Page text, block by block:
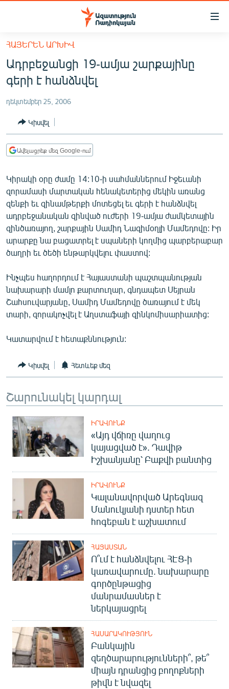
Մատչելիության
հիմնական
բովանդակությանը
Անցնել
հիմնական
մենյուին
ՀԱՅԱՍՏԱՆ
ՔԱՂԱՔԱԿԱՆ
ԸՆՏՐՈՒԹՅՈՒՆՆԵՐ 2026
ԻՐԱՎՈՒՆՔ
ՀԱՍԱՐԱԿՈՒԹՅՈՒՆ
ՂԱՐԱԲԱՂ
ՊԱՏԵՐԱԶՄԻ 6 ՇԱԲԱԹՆԵՐԸ
ՏԱՐԱԾԱՇՐՋԱՆ
ՄԻՋԱԶԳԱՅԻՆ
ՄՇԱԿՈՒՅԹ
ՍՊՈՐՏ
ՄԵԿՆԱԲԱՆՈՒԹՅՈՒՆ
ՏՏ ԵՒ ԻՆՏԵՐՆԵՏ
ՏԵՍԱՆՅՈՒԹԵՐ
ՁԳՏԵԼՈՎ ԼԱՎԱԳՈՒՅՆԻՆ
ՓՈԴՔԱՍԹ
Հայերեն
Русский
ՀԵՏԵՎԵՔ ՄԵԶ
«Ազատության» բոլոր կայքերը
ՀԱՅԵՐԵՆ ԱՐԽԻՎ
Ադրբեջանցի 19-ամյա շարքայինը
գերի է հանձնվել
դեկտեմբեր 25, 2006
Կիսվել
Ավելացրեք մեզ Google-ում
Կիրակի օրը ժամը 14:10-ի սահմաններում Իջեւանի
զորամասի մարտական հենակետերից մեկին առանց
զենքի եւ զինամթերքի մոտեցել եւ գերի է հանձնվել
ադրբեջանական զինված ուժերի 19-ամյա ժամկետային
զինծառայող, շարքային Սամիդ Նազիմօղլի Մամեդովը: Իր
արարքը նա բացատրել է սպաների կողմից պարբերաբար
ծաղրի եւ ծեծի ենթարկվելու փաստով:
Ինչպես հաղորդում է Հայաստանի պաշտպանության
նախարարի մամլո քարտուղար, գնդապետ Սեյրան
Շահսուվարյանը, Սամիդ Մամեդովը ծառայում է մեկ
տարի, զորակոչվել է Աղստաֆայի զինկոմիսարիատից:
Կատարվում է հետաքննություն:
Կիսվել Հետևեք մեզ
Շարունակել կարդալ
ԻՐԱՎՈՒՆՔ
«Այդ վճիռը վաղուց
կայացված է». Դավիթ
Իշխանյանը՝ Բաքվի բանտից
ԻՐԱՎՈՒՆՔ
Կալանավորված Արեգնազ
Մանուկյանի դստեր հետ
հոգեբան է աշխատում
ՀԱՅԱՍՏԱՆ
Ո՞ւմ է հանձնվելու ՀԷՑ-ի
կառավարումը. նախարարը
գործընթացից
մանրամասներ է
ներկայացրել
ՀԱՍԱՐԱԿՈՒԹՅՈՒՆ
Բանկային
զեղծարարությունների՞, թե՞
միայն դրանցից բողոքների
թիվն է նվազել